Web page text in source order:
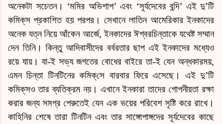
অনেকটা সচেতন। ‘মমির অভিশাপ’ এবং ‘সূর্যদেবের বন্দি’ এই দু’টি
কমিক্‌সপ্রকাশিত হয় পরপর। সেখানে লাতিন আমেরিকার ইনকাদের
অনেক যত্ন নিয়ে আঁকেন আর্জে, ইনকাদের ঈশ্বরচিন্তাকে যথেষ্ট সম্মান
দেন তিনি। কিন্তু আদিবাসীদের বর্বরতার ছাপ এই ইনকাদের মধ্যেও
রয়ে যায়। যা-ই সভ্য জগতের বোধের বাইরে তা-ই যেন অন্ধকারময়,
এমন চিন্তা টিনটিনেরকমিক্‌সে বারবার ফিরে এসেছে। এই দু’টি
কমিক্‌সও তার ব্যতিক্রম নয়। এখানে ইনকারা তাদের গোপনীয়তা রক্ষা
করার জন্য সমগ্র পেরুতেই যেন এক ভয়ের পরিবেশ সৃষ্টি করে রাখে।
কাহিনির শেষে তারা টিনটিন এবং তার সাঙ্গোপাঙ্গদের সূর্যদেবের কাছে